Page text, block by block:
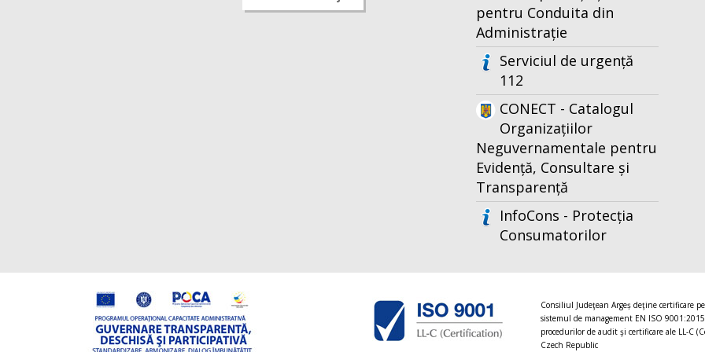
pentru Conduita din
Administrație
Serviciul de urgență
112
CONECT - Catalogul
Organizațiilor
Neguvernamentale pentru
Evidență, Consultare și
Transparență
InfoCons - Protecția
Consumatorilor
Consiliul Judeţean Argeș deţine certificare
sistemul de management EN ISO
procedurilor de audit şi certificare ale LL-C
Czech Republic